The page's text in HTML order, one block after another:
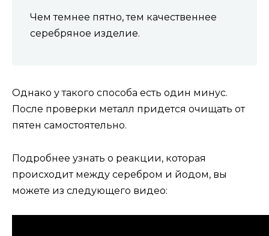
Чем темнее пятно, тем качественнее
серебряное изделие.
Однако у такого способа есть один минус.
После проверки металл придется очищать от
пятен самостоятельно.
Подробнее узнать о реакции, которая
происходит между серебром и йодом, вы
можете из следующего видео: